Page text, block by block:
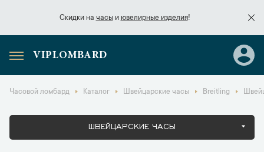
Скидки на часыи ювелирные изделия!
Скидки начасы
VIPLOMBARD
Часовой ломбард Каталог Швейцарские часы Breitling
ШВЕЙЦАРСКИЕ ЧАСЫ